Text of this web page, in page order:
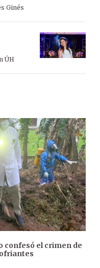
Ginés
ÚH
confesó el crimen de